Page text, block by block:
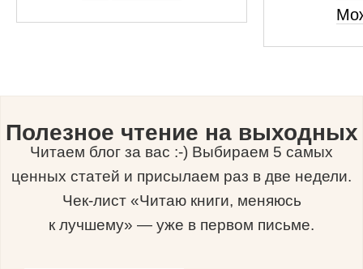
Полезное чтение на выходных
Читаем блог за вас :-) Выбираем 5 самых
ценных статей и присылаем раз в две недели.
Чек-лист «Читаю книги, меняюсь
к лучшему» — уже в первом письме.